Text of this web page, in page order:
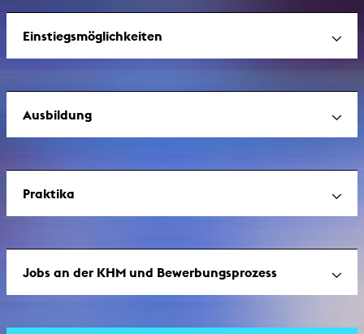
Einstiegsmöglichkeiten
Ausbildung
Praktika
Jobs an der KHM und Bewerbungsprozess